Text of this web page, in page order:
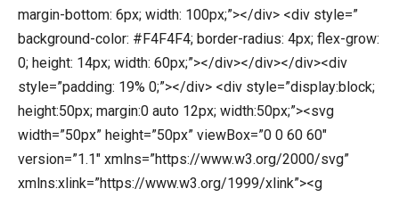
margin-bottom: 6px; width: 100px;”></div> <div style=”
background-color: #F4F4F4; border-radius: 4px; flex-grow:
0; height: 14px; width: 60px;”></div></div></div><div
style=”padding: 19% 0;”></div> <div style=”display:block;
height:50px; margin:0 auto 12px; width:50px;”><svg
width=”50px” height=”50px” viewBox=”0 0 60 60″
version=”1.1″ xmlns=”https://www.w3.org/2000/svg”
xmlns:xlink=”https://www.w3.org/1999/xlink”><g